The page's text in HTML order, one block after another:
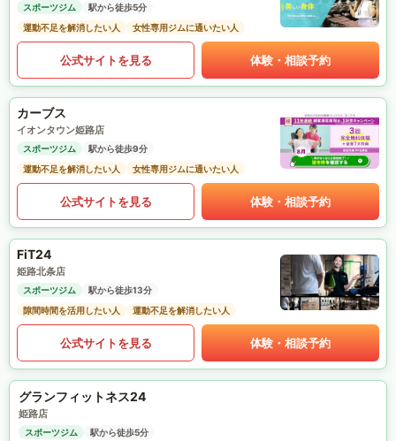
スポーツジム
駅から徒歩5分
運動不足を解消したい人
女性専用ジムに通いたい人
公式サイトを見る 体験・相談予約
カーブス
イオンタウン姫路店
スポーツジム
駅から徒歩9分
運動不足を解消したい人
女性専用ジムに通いたい人
公式サイトを見る 体験・相談予約
FiT24
姫路北条店
スポーツジム
駅から徒歩13分
隙間時間を活用したい人
運動不足を解消したい人
公式サイトを見る 体験・相談予約
グランフィットネス24
姫路店
スポーツジム 駅から徒歩5分